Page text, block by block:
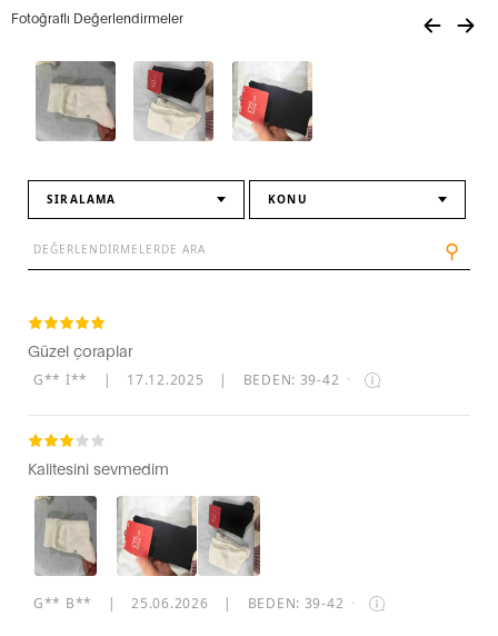
Fotoğraflı Değerlendirmeler
SIRALAMA KONU
⚲
Güzel çoraplar
G** İ** | 17.12.2025 | BEDEN: 39-42 ·
Kalitesini sevmedim
G** B** | 25.06.2026 | BEDEN: 39-42 ·